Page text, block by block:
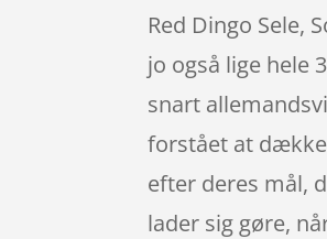
Red Dingo Sele,
jo også lige hele
snart
forstået at
efter deres mål,
lader sig gøre,